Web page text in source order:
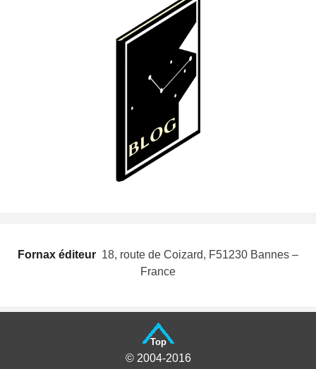
Fornax éditeur  18, route de Coizard, F51230 Bannes –
France
Top
© 2004-2016